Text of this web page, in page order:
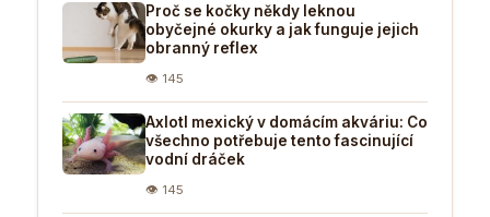
Proč se kočky někdy leknou
obyčejné okurky a jak funguje jejich
obranný reflex
👁 145
Axlotl mexický v domácím akváriu: Co
všechno potřebuje tento fascinující
vodní dráček
👁 145